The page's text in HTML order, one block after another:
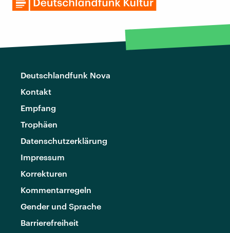
Deutschlandfunk Nova
Kontakt
Empfang
Trophäen
Datenschutzerklärung
Impressum
Korrekturen
Kommentarregeln
Gender und Sprache
Barrierefreiheit